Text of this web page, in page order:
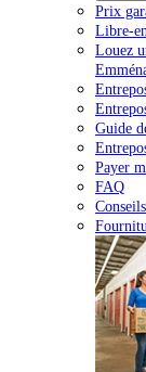
Prix
Libre-
Louez
Guide
Payer
FAQ